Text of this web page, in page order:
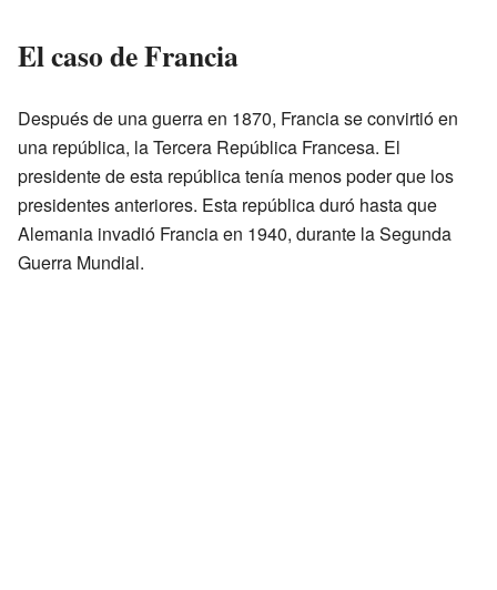
El caso de Francia
Después de una guerra en 1870, Francia se convirtió en
una república, la Tercera República Francesa. El
presidente de esta república tenía menos poder que los
presidentes anteriores. Esta república duró hasta que
Alemania invadió Francia en 1940, durante la Segunda
Guerra Mundial.